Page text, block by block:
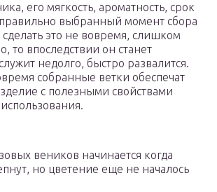
его мягкость, ароматность, срок
выбранный момент сбора
сделать это не вовремя, слишком
то впоследствии он станет
недолго, быстро развалится.
собранные ветки обеспечат
с полезными свойствами
веников начинается когда
но цветение еще не началось